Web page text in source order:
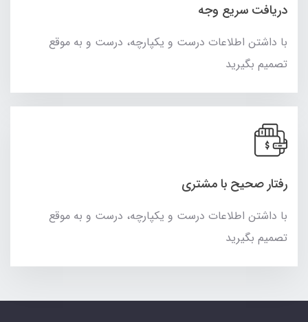
دریافت سریع وجه
با داشتن اطلاعات درست و یکپارچه، درست و به موقع
تصمیم بگیرید
رفتار صحیح با مشتری
با داشتن اطلاعات درست و یکپارچه، درست و به موقع
تصمیم بگیرید